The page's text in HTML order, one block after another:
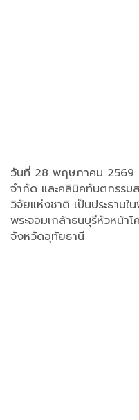
วันที่ 28 พฤษภาคม 2569
จำกัด และคลินิคทันตกรรม
วิจัยแห่งชาติ เป็นประธา
พระจอมเกล้าธนบุรีหัวหน้า
จังหวัดอุทัยธานี